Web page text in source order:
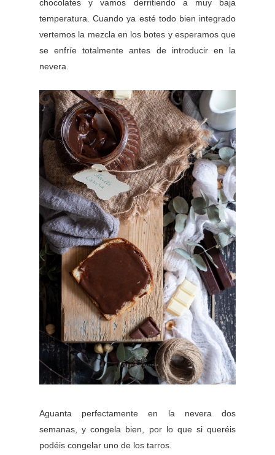
chocolates y vamos derritiendo a muy baja
temperatura. Cuando ya esté todo bien integrado
vertemos la mezcla en los botes y esperamos que
se enfríe totalmente antes de introducir en la
nevera.
Aguanta perfectamente en la nevera dos
semanas, y congela bien, por lo que si queréis
podéis congelar uno de los tarros.